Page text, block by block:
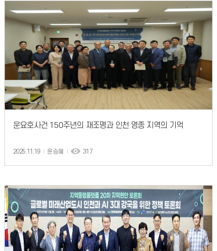
운요호사건 150주년의 재조명과 인천 영종 지역의 기억
2025.11.19 윤승혜 317